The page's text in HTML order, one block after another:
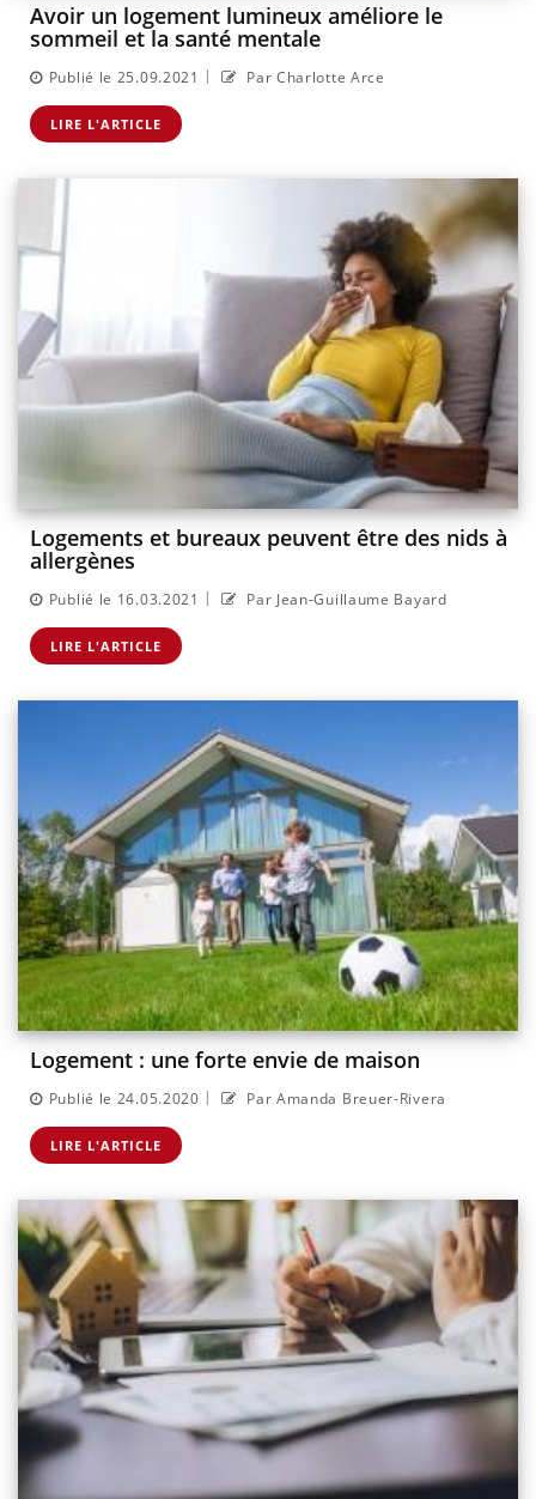
Avoir un logement lumineux améliore le
sommeil et la santé mentale
Publié le 25.09.2021 | Par Charlotte Arce
LIRE L'ARTICLE
Logements et bureaux peuvent être des nids à
allergènes
Publié le 16.03.2021 | Par Jean-Guillaume Bayard
LIRE L'ARTICLE
Logement : une forte envie de maison
Publié le 24.05.2020 | Par Amanda Breuer-Rivera
LIRE L'ARTICLE